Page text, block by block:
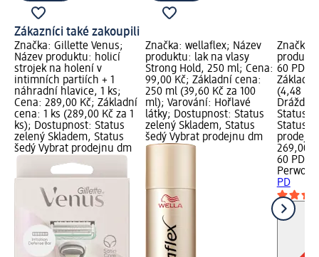
Zákazníci také zakoupili
Značka: Gillette Venus;
Název produktu: holicí
strojek na holení v
intimních partiích + 1
náhradní hlavice, 1 ks;
Cena: 289,00 Kč; Základní
cena: 1 ks (289,00 Kč za 1
ks); Dostupnost: Status
zelený Skladem, Status
šedý Vybrat prodejnu dm
Značka: wellaflex; Název
produktu: lak na vlasy
Strong Hold, 250 ml; Cena:
99,00 Kč; Základní cena:
250 ml (39,60 Kč za 100
ml); Varování: Hořlavé
látky; Dostupnost: Status
zelený Skladem, Status
šedý Vybrat prodejnu dm
Značka:
60 PD;
Základní
(4,48 Kč
Status
Status
269,00
60 PD
Perwoll
PD